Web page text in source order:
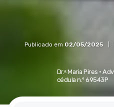
Publicado em 02/05/2025
Dr.ᵃ Maria Pires ·
cédula n.º 69543P